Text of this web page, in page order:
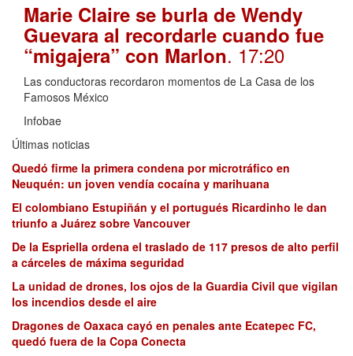
Marie Claire se burla de Wendy
Guevara al recordarle cuando fue
“migajera” con Marlon. 17:20
Las conductoras recordaron momentos de La Casa de los
Famosos México
Infobae
Últimas noticias
Quedó firme la primera condena por microtráfico en
Neuquén: un joven vendía cocaína y marihuana
El colombiano Estupiñán y el portugués Ricardinho le dan
triunfo a Juárez sobre Vancouver
De la Espriella ordena el traslado de 117 presos de alto perfil
a cárceles de máxima seguridad
La unidad de drones, los ojos de la Guardia Civil que vigilan
los incendios desde el aire
Dragones de Oaxaca cayó en penales ante Ecatepec FC,
quedó fuera de la Copa Conecta